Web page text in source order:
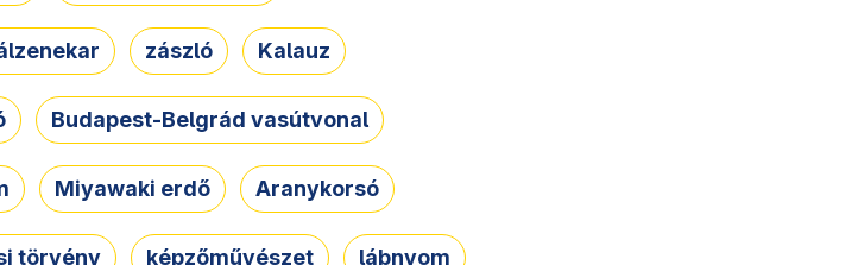
zászló Kalauz
Budapest-Belgrád vasútvonal
Miyawaki erdő Aranykorsó
törvény képzőművészet lábnyom